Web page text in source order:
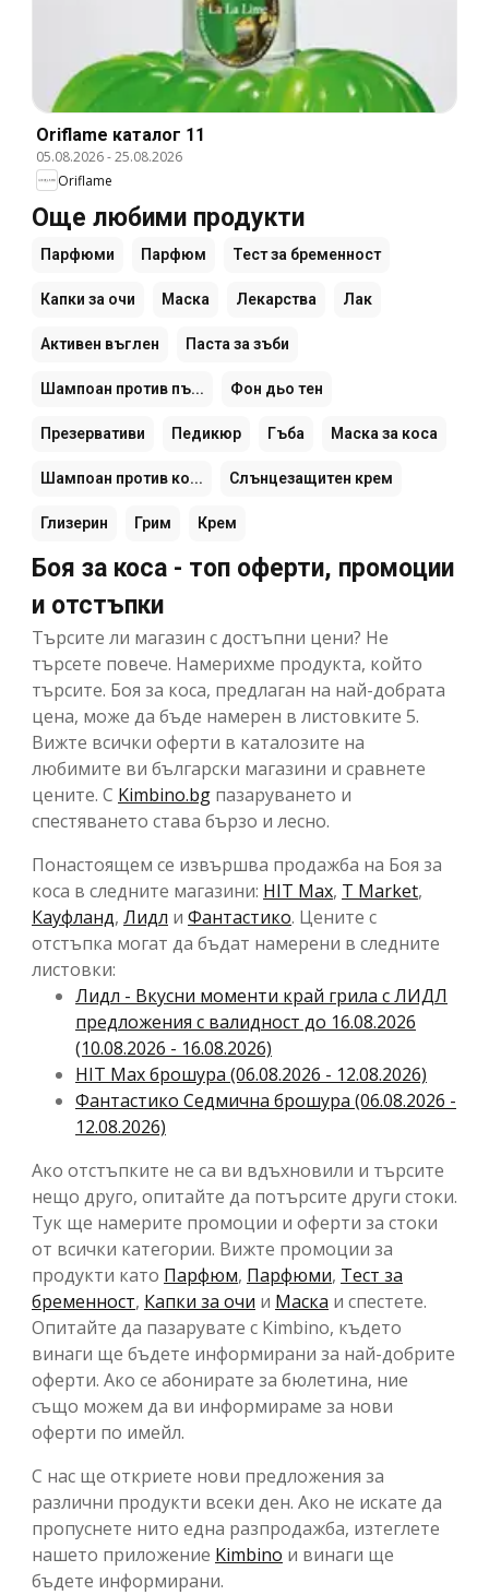
Oriflame каталог 11
05.08.2026-25.08.2026
Oriflame
Още любими продукти
Парфюми Парфюм Тест за бременност
Капки за очи Маска Лекарства Лак
Активен въглен Паста за зъби
Шампоан против пъ... Фон дьо тен
Презервативи Педикюр Гъба Маска за коса
Шампоан против ко... Слънцезащитен крем
Глизерин Грим Крем
Боя за коса - топ оферти, промоции
и отстъпки
Търсите ли магазин с достъпни цени? Не
търсете повече. Намерихме продукта, който
търсите. Боя за коса, предлаган на най-добрата
цена, може да бъде намерен в листовките 5.
Вижте всички оферти в каталозите на
любимите ви български магазини и сравнете
цените. С Kimbino.bg пазаруването и
спестяването става бързо и лесно.
Понастоящем се извършва продажба на Боя за
коса в следните магазини: HIT Max, T Market,
Кауфланд, Лидл и Фантастико. Цените с
отстъпка могат да бъдат намерени в следните
листовки:
Лидл - Вкусни моменти край грила с ЛИДЛ
предложения с валидност до 16.08.2026
(10.08.2026 - 16.08.2026)
HIT Max брошура (06.08.2026 - 12.08.2026)
Фантастико Cедмична брошура (06.08.2026 -
12.08.2026)
Ако отстъпките не са ви вдъхновили и търсите
нещо друго, опитайте да потърсите други стоки.
Тук ще намерите промоции и оферти за стоки
от всички категории. Вижте промоции за
продукти като Парфюм, Парфюми, Тест за
бременност, Капки за очи и Маска и спестете.
Опитайте да пазарувате с Kimbino, където
винаги ще бъдете информирани за най-добрите
оферти. Ако се абонирате за бюлетина, ние
също можем да ви информираме за нови
оферти по имейл.
С нас ще откриете нови предложения за
различни продукти всеки ден. Ако не искате да
пропуснете нито една разпродажба, изтеглете
нашето приложение Kimbino и винаги ще
бъдете информирани.